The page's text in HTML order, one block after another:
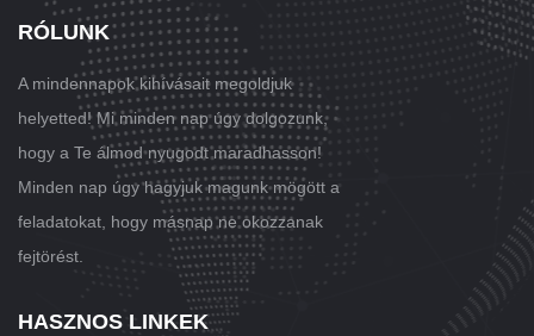
RÓLUNK
A mindennapok kihívásait megoldjuk
helyetted! Mi minden nap úgy dolgozunk,
hogy a Te álmod nyugodt maradhasson!
Minden nap úgy hagyjuk magunk mögött a
feladatokat, hogy másnap ne okozzanak
fejtörést.
HASZNOS LINKEK